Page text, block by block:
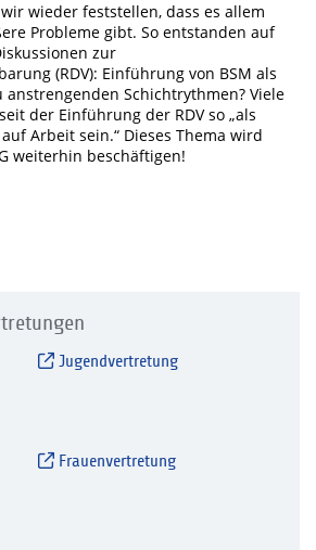
wieder feststellen, dass es allem
Probleme gibt. So entstanden auf
zur
(RDV): Einführung von BSM als
Schichtrythmen? Viele
der Einführung der RDV so „als
Arbeit sein.“ Dieses Thema wird
weiterhin beschäftigen!
Jugendvertretung
Frauenvertretung